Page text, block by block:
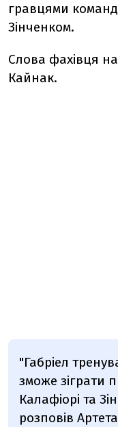
гравцями
Зінченком.
Слова фахівця
Кайнак.
"Габріел
зможе зіграти
Калафіорі та
розповів